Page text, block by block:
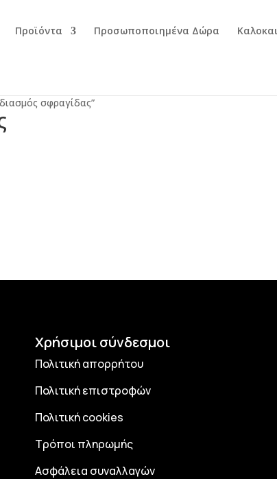
Προϊόντα Προσωποποιημένα Δώρα
σφραγίδας”
Χρήσιμοι σύνδεσμοι
Πολιτική απορρήτου
Πολιτική επιστροφών
Πολιτική cookies
Τρόποι πληρωμής
Ασφάλεια συναλλαγών